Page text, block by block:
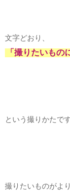
文字どおり、
「撮りたいもの
という撮りかたです
撮りたいものがよ